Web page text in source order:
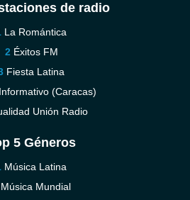
de radio
La Romántica
Éxitos FM
Fiesta Latina
(Caracas)
Unión Radio
5 Géneros
Música Latina
Música Mundial